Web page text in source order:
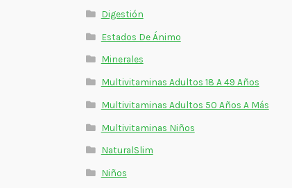
Digestión
Estados De Ánimo
Minerales
Multivitaminas Adultos 18 A 49 Años
Multivitaminas Adultos 50 Años A Más
Multivitaminas Niños
NaturalSlim
Niños